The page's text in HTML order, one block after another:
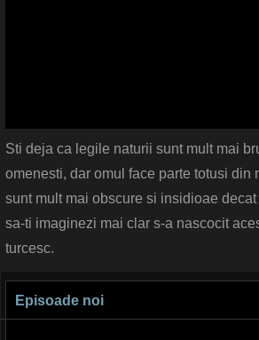
Sti deja ca legile naturii sunt mult mai
omenesti, dar omul face parte totusi din
sunt mult mai obscure si insidioae
sa-ti imaginezi mai clar s-a nascocit
turcesc.
Episoade noi